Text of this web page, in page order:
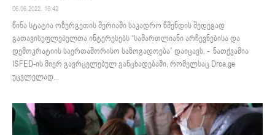
06.06.2022. 16:42
წინა სტატია ოზურგეთის მერიაში საკადრო წმენდის შედეგად
გათავისუფლებულთა ინტერესებს “სამართლიანი არჩევნებისა და
დემოკრატიის საერთაშორისო საზოგადოება” დაიცავს, - ნათქვამია
ISFED-ის მიერ გავრცელებულ განცხადებაში, რომელსაც Droa.ge
უცვლელად...